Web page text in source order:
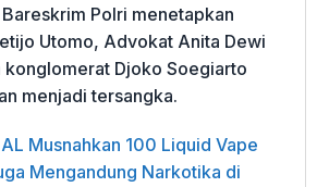
Polri menetapkan
Utomo, Advokat Anita Dewi
konglomerat Djoko Soegiarto
menjadi tersangka.
Musnahkan 100 Liquid Vape
Mengandung Narkotika di